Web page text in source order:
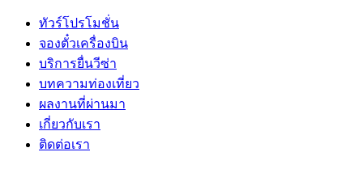
ทัวร์โปรโมชั่น
จองตั๋วเครื่องบิน
บริการยื่นวีซ่า
บทความท่องเที่ยว
ผลงานที่ผ่านมา
เกี่ยวกับเรา
ติดต่อเรา